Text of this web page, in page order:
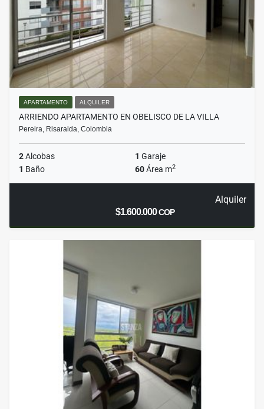
APARTAMENTO ALQUILER
ARRIENDO APARTAMENTO EN OBELISCO DE LA VILLA
Pereira, Risaralda, Colombia
2Alcobas 1 Garaje
1 Baño 60Área m2
Alquiler
$1.600.000COP